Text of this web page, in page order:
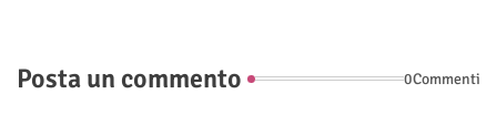
Posta un commento 0Commenti